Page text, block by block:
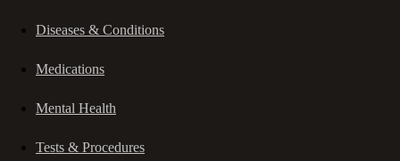
Diseases & Conditions
Medications
Mental Health
Tests & Procedures